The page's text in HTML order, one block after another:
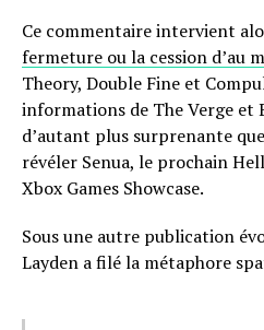
Ce commentaire intervient
fermeture ou la cession d’au
Theory, Double Fine et
informations de The Verge et
d’autant plus surprenante
révéler Senua, le prochain
Xbox Games Showcase.
Sous une autre publication
Layden a filé la métaphore